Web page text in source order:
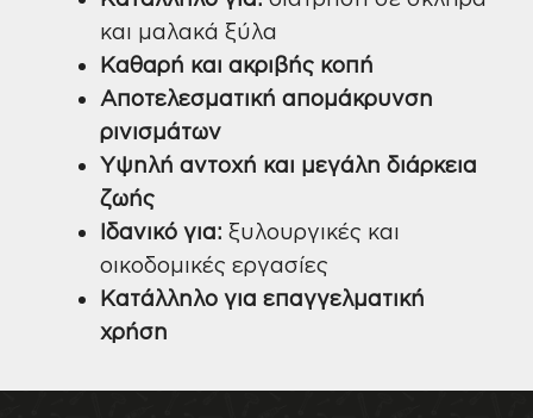
και μαλακά ξύλα
Καθαρή και ακριβής κοπή
Αποτελεσματική απομάκρυνση
ρινισμάτων
Υψηλή αντοχή και μεγάλη διάρκεια
ζωής
Ιδανικό για: ξυλουργικές και
οικοδομικές εργασίες
Κατάλληλο για επαγγελματική
χρήση